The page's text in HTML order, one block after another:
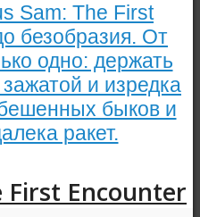
Sam: The First
безобразия. От
одно: держать
и изредка
быков и
ракет.
First Encounter